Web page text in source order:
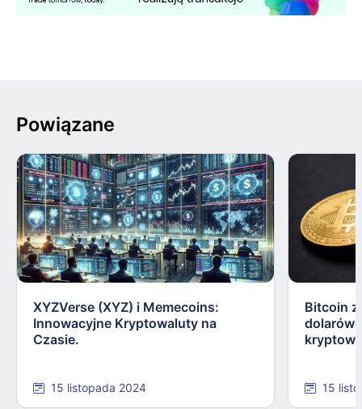
Powiązane
XYZVerse (XYZ) i Memecoins:
Innowacyjne Kryptowaluty na
Czasie.
15 listopada 2024
Bitcoin
dolarów:
15